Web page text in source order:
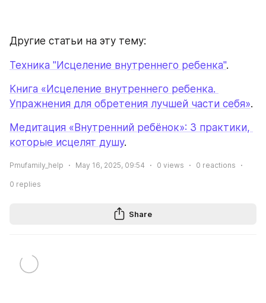
Другие статьи на эту тему:
Техника "Исцеление внутреннего ребенка".
Книга «Исцеление внутреннего ребенка.
Упражнения для обретения лучшей части себя».
Медитация «Внутренний ребёнок»: 3 практики,
которые исцелят душу.
Pmufamily_help May 16, 2025, 09:54 0 views 0 reactions
0 replies
Share